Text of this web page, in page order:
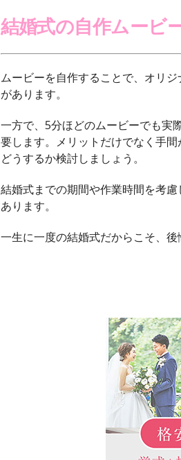
結婚式の自作ムービ
ムービーを自作することで、オリ
があります。
一方で、5分ほどのムービーでも実
要します。メリットだけでなく手
どうするか検討しましょう。
結婚式までの期間や作業時間を考
あります。
一生に一度の結婚式だからこそ、後